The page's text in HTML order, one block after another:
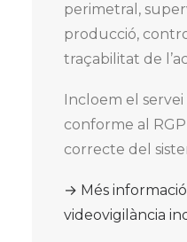
perimetral,
producció,
traçabilitat de
Incloem el
conforme al
correcte del
→ Més
videovigilància